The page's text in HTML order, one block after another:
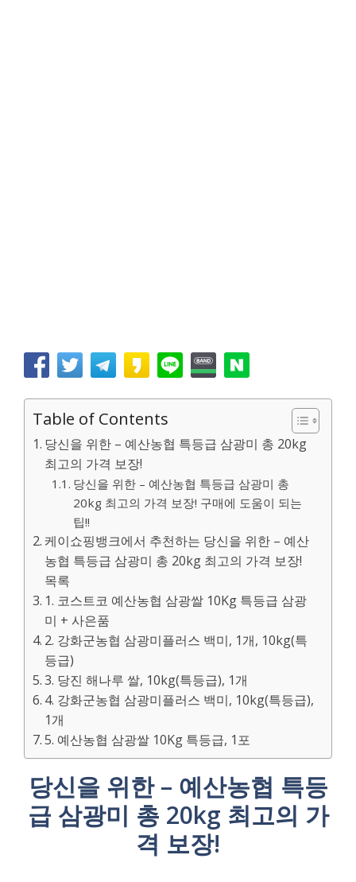
Table of Contents
당신을 위한 – 예산농협 특등급 삼광미 총 20kg
최고의 가격 보장!
당신을 위한 – 예산농협 특등급 삼광미 총
20kg 최고의 가격 보장! 구매에 도움이 되는
팁!!
케이쇼핑뱅크에서 추천하는 당신을 위한 – 예산
농협 특등급 삼광미 총 20kg 최고의 가격 보장!
목록
1. 코스트코 예산농협 삼광쌀 10Kg 특등급 삼광
미 + 사은품
2. 강화군농협 삼광미플러스 백미, 1개, 10kg(특
등급)
3. 당진 해나루 쌀, 10kg(특등급), 1개
4. 강화군농협 삼광미플러스 백미, 10kg(특등급),
1개
5. 예산농협 삼광쌀 10Kg 특등급, 1포
당신을 위한 – 예산농협 특등
급 삼광미 총 20kg 최고의 가
격 보장!